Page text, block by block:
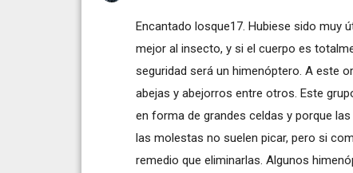
Encantado losque17. Hubiese sido muy
mejor al insecto, y si el cuerpo es
seguridad será un himenóptero. A este
abejas y abejorros entre otros. Este
en forma de grandes celdas y porque
las molestas no suelen picar, pero si
remedio que eliminarlas. Algunos